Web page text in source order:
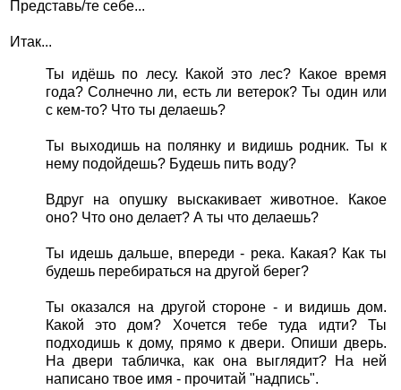
Представь/те себе...
Итак...
Ты идёшь по лесу. Какой это лес? Какое время
года? Солнечно ли, есть ли ветерок? Ты один или
с кем-то? Что ты делаешь?
Ты выходишь на полянку и видишь родник. Ты к
нему подойдешь? Будешь пить воду?
Вдруг на опушку выскакивает животное. Какое
оно? Что оно делает? А ты что делаешь?
Ты идешь дальше, впереди - река. Какая? Как ты
будешь перебираться на другой берег?
Ты оказался на другой стороне - и видишь дом.
Какой это дом? Хочется тебе туда идти? Ты
подходишь к дому, прямо к двери. Опиши дверь.
На двери табличка, как она выглядит? На ней
написано твое имя - прочитай "надпись".